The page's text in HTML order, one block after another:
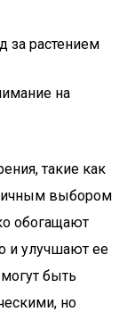
за растением
на
такие как
выбором
обогащают
и улучшают ее
быть
но